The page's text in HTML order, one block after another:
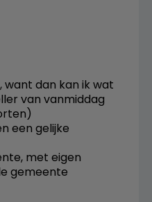
dan kan ik wat
van vanmiddag
een gelijke
met eigen
gemeente